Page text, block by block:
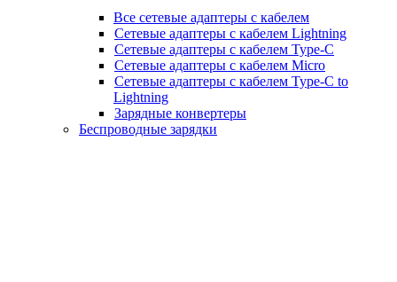
Все сетевые адаптеры с кабелем
Сетевые адаптеры с кабелем Lightning
Сетевые адаптеры с кабелем Type-C
Сетевые адаптеры с кабелем Micro
Сетевые адаптеры с кабелем Type-C to
Lightning
Зарядные конвертеры
Беспроводные зарядки